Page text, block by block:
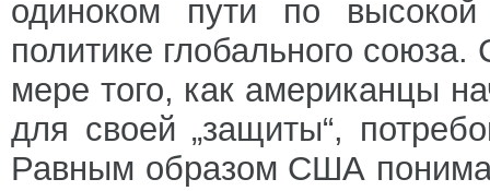
одиноком пути по
политике глобального
мере того, как американцы
для своей „защиты“,
Равным образом США